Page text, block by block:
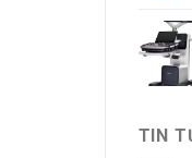
TIN